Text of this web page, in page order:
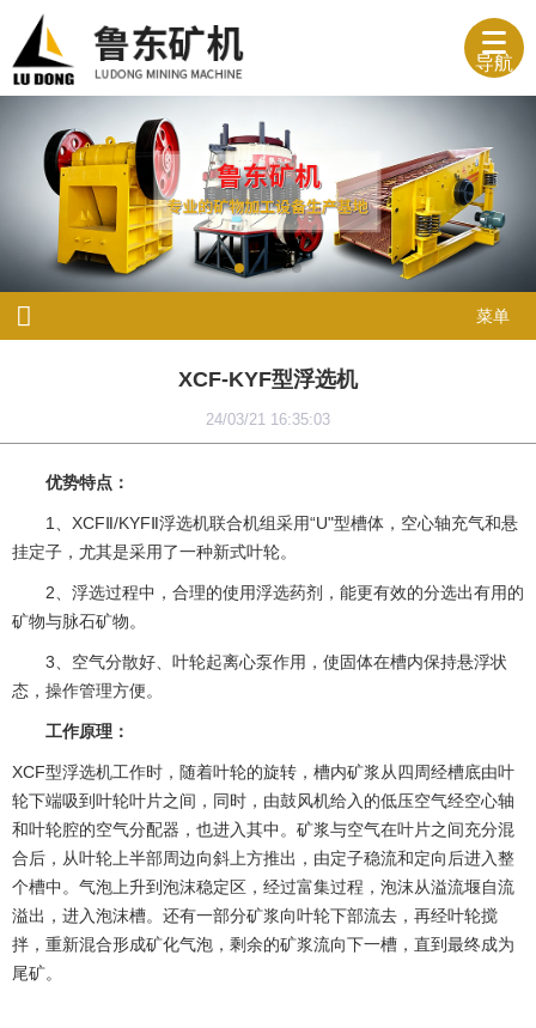
导航
菜单
XCF-KYF型浮选机
24/03/21 16:35:03
优势特点：
1、XCFⅡ/KYFⅡ浮选机联合机组采用“U"型槽体，空心轴充气和悬
挂定子，尤其是采用了一种新式叶轮。
2、浮选过程中，合理的使用浮选药剂，能更有效的分选出有用的
矿物与脉石矿物。
3、空气分散好、叶轮起离心泵作用，使固体在槽内保持悬浮状
态，操作管理方便。
工作原理：
XCF型浮选机工作时，随着叶轮的旋转，槽内矿浆从四周经槽底由叶
轮下端吸到叶轮叶片之间，同时，由鼓风机给入的低压空气经空心轴
和叶轮腔的空气分配器，也进入其中。矿浆与空气在叶片之间充分混
合后，从叶轮上半部周边向斜上方推出，由定子稳流和定向后进入整
个槽中。气泡上升到泡沫稳定区，经过富集过程，泡沫从溢流堰自流
溢出，进入泡沫槽。还有一部分矿浆向叶轮下部流去，再经叶轮搅
拌，重新混合形成矿化气泡，剩余的矿浆流向下一槽，直到最终成为
尾矿。